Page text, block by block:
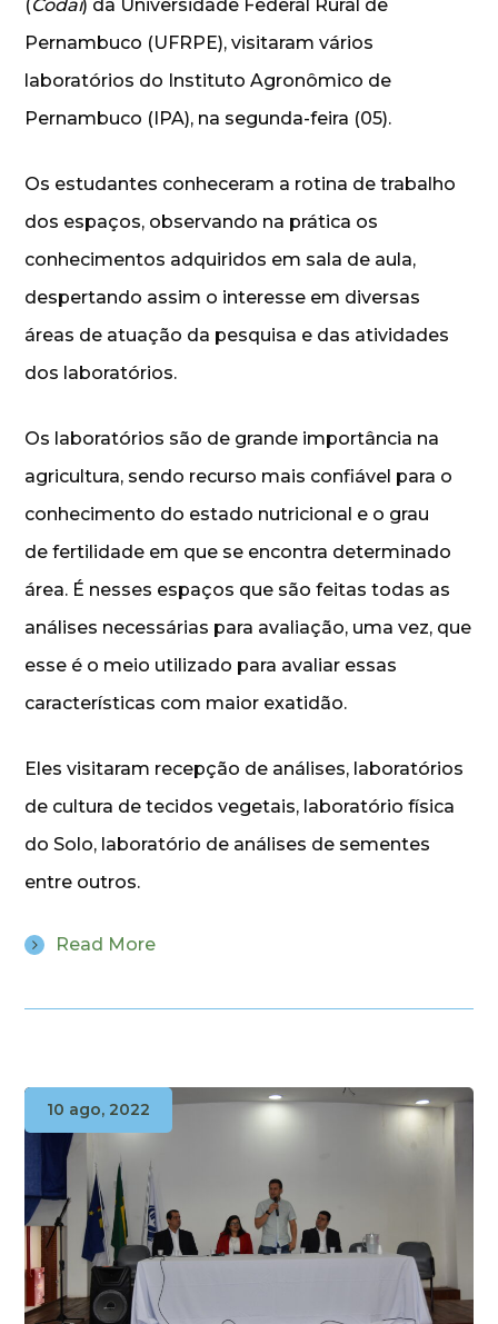
(Codai) da Universidade Federal Rural de
Pernambuco (UFRPE), visitaram vários
laboratórios do Instituto Agronômico de
Pernambuco (IPA), na segunda-feira (05).
Os estudantes conheceram a rotina de trabalho
dos espaços, observando na prática os
conhecimentos adquiridos em sala de aula,
despertando assim o interesse em diversas
áreas de atuação da pesquisa e das atividades
dos laboratórios.
Os laboratórios são de grande importância na
agricultura, sendo recurso mais confiável para o
conhecimento do estado nutricional e o grau
de fertilidade em que se encontra determinado
área. É nesses espaços que são feitas todas as
análises necessárias para avaliação, uma vez, que
esse é o meio utilizado para avaliar essas
características com maior exatidão.
Eles visitaram recepção de análises, laboratórios
de cultura de tecidos vegetais, laboratório física
do Solo, laboratório de análises de sementes
entre outros.
Read More
10 ago, 2022